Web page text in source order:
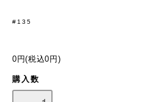
#135
0円(税込0円)
購入数